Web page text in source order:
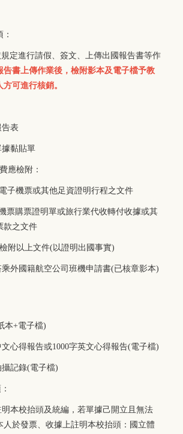
定進行請假、簽文、上傳出國報告書等作
告書上傳作業後，檢附影本及電子檔予教
可進行核銷。
表
據黏貼單
應檢附：
子機票或其他足資證明行程之文件
票購票證明單或旅行業代收轉付收據或其
款之文件
附以上文件(以證明出國事實)
乘外國籍航空公司班機申請書(已核章影本)
本+電子檔)
文心得報告或1000字英文心得報告(電子檔)
記錄(電子檔)
本校抬頭及統編，若單據己開立且無法
人於發票、收據上註明本校抬頭：國立體